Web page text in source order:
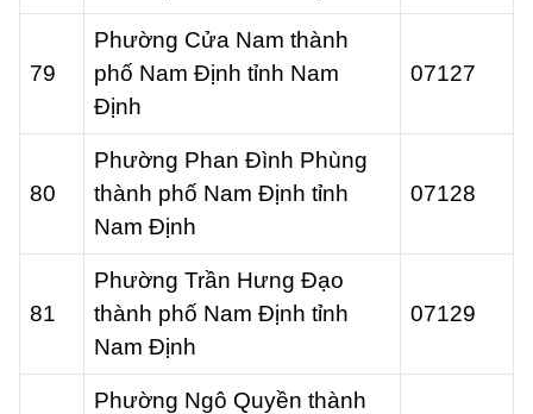
79
Phường Cửa Nam thành
phố Nam Định tỉnh Nam
Định
07127
80
Phường Phan Đình Phùng
thành phố Nam Định tỉnh
Nam Định
07128
81
Phường Trần Hưng Đạo
thành phố Nam Định tỉnh
Nam Định
07129
Phường Ngô Quyền thành